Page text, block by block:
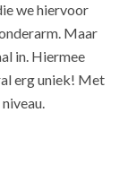
we hiervoor
Maar
in. Hiermee
erg uniek! Met